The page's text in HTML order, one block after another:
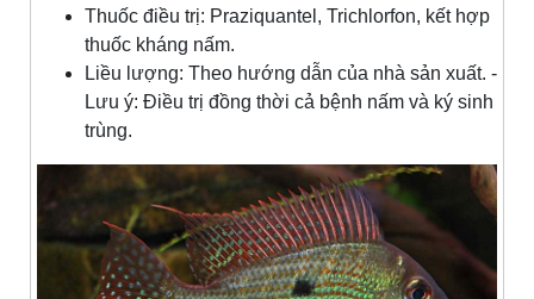
Thuốc điều trị: Praziquantel, Trichlorfon, kết hợp
thuốc kháng nấm.
Liều lượng: Theo hướng dẫn của nhà sản xuất. -
Lưu ý: Điều trị đồng thời cả bệnh nấm và ký sinh
trùng.